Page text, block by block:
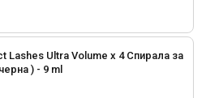
Ultra Volume x 4 Спирала за
на миглите ( черна ) - 9 ml